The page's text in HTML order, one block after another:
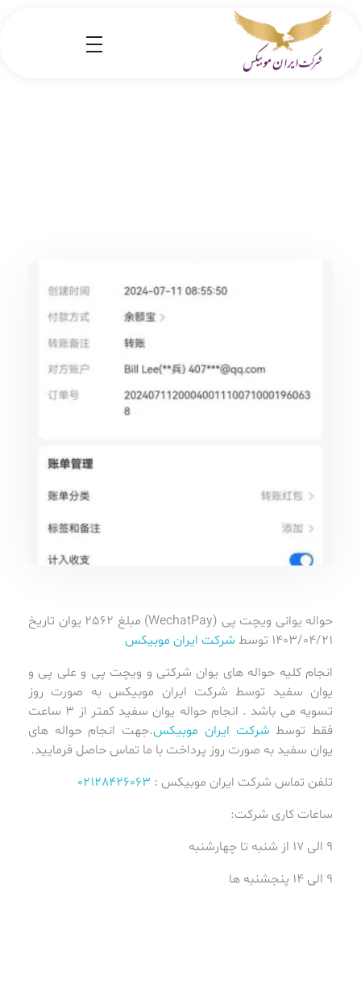
حواله یوانی ویچت پی (WechatPay) مبلغ 2562 یوان تاریخ
1403/04/21 توسط
شرکت ایران موبیکس
انجام کلیه حواله های یوان شرکتی و ویچت پی و علی پی و
یوان سفید توسط شرکت ایران موبیکس به صورت روز
تسویه می باشد . انجام حواله یوان سفید کمتر از 3 ساعت
فقط توسط شرکت ایران موبیکس.جهت انجام حواله های
یوان سفید به صورت روز پرداخت با ما تماس حاصل فرمایید.
تلفن تماس شرکت ایران موبیکس : 02128426063
ساعات کاری شرکت:
9 الی 17 از شنبه تا چهارشنبه
9 الی 14 پنجشنبه ها